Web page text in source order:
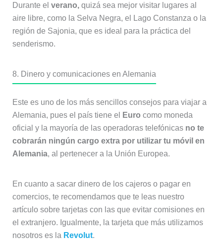
Durante el verano,quizá sea mejor visitar lugares al
aire libre, como la Selva Negra, el Lago Constanza o la
región de Sajonia, que es ideal para la práctica del
senderismo.
8. Dinero y comunicaciones en Alemania
Este es uno de los más sencillos consejos para viajar a
Alemania, pues el país tiene el
Euro como moneda
oficial y la mayoría de las operadoras telefónicas no te
cobrarán ningún cargo extra por utilizar tu móvil en
Alemania, al pertenecer a la Unión Europea.
En cuanto a sacar dinero de los cajeros o pagar en
comercios, te recomendamos que te leas nuestro
artículo sobre tarjetas con las que evitar comisiones en
el extranjero. Igualmente, la tarjeta que más utilizamos
nosotros es la Revolut.